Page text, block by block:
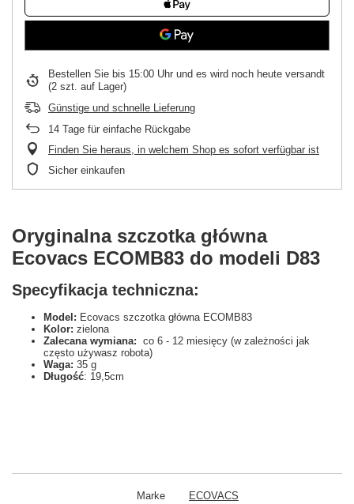
Bestellen Sie bis 15:00 Uhr und es wird noch heute versandt
(2 szt. auf Lager)
Günstige und schnelle Lieferung
14 Tage für einfache Rückgabe
Finden Sie heraus, in welchem Shop es sofort verfügbar ist
Sicher einkaufen
Oryginalna szczotka główna
Ecovacs ECOMB83 do modeli D83
Specyfikacja techniczna:
Model: Ecovacs szczotka główna ECOMB83
Kolor: zielona
Zalecana wymiana: co 6 - 12 miesięcy (w zależności jak
często używasz robota)
Waga: 35 g
Długość: 19,5cm
Marke ECOVACS